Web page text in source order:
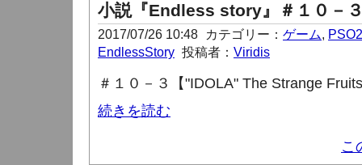
小説『Endless story』＃１０－
2017/07/26 10:48 カテゴリー： ゲーム, PSO2
EndlessStory 投稿者： Viridis
＃１０－３【"IDOLA" The Strange
続きを読む
こ